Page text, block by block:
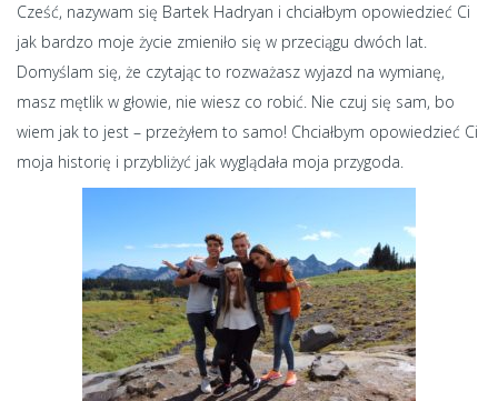
Cześć, nazywam się Bartek Hadryan i chciałbym opowiedzieć Ci
jak bardzo moje życie zmieniło się w przeciągu dwóch lat.
Domyślam się, że czytając to rozważasz wyjazd na wymianę,
masz mętlik w głowie, nie wiesz co robić. Nie czuj się sam, bo
wiem jak to jest – przeżyłem to samo! Chciałbym opowiedzieć Ci
moja historię i przybliżyć jak wyglądała moja przygoda.